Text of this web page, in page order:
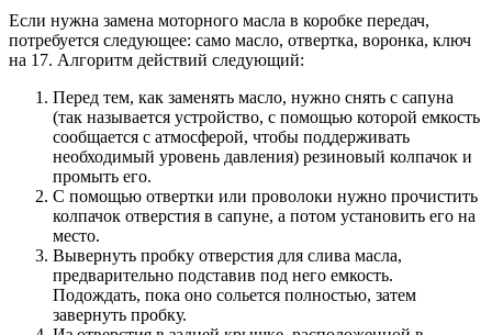
Если нужна замена моторного масла в коробке передач,
потребуется следующее: само масло, отвертка, воронка, ключ
на 17. Алгоритм действий следующий:
Перед тем, как заменять масло, нужно снять с сапуна
(так называется устройство, с помощью которой емкость
сообщается с атмосферой, чтобы поддерживать
необходимый уровень давления) резиновый колпачок и
промыть его.
С помощью отвертки или проволоки нужно прочистить
колпачок отверстия в сапуне, а потом установить его на
место.
Вывернуть пробку отверстия для слива масла,
предварительно подставив под него емкость.
Подождать, пока оно сольется полностью, затем
завернуть пробку.